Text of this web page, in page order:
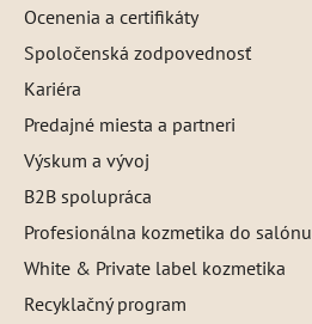
Ocenenia a certifikáty
Spoločenská zodpovednosť
Kariéra
Predajné miesta a partneri
Výskum a vývoj
B2B spolupráca
Profesionálna kozmetika do salónu
White & Private label kozmetika
Recyklačný program